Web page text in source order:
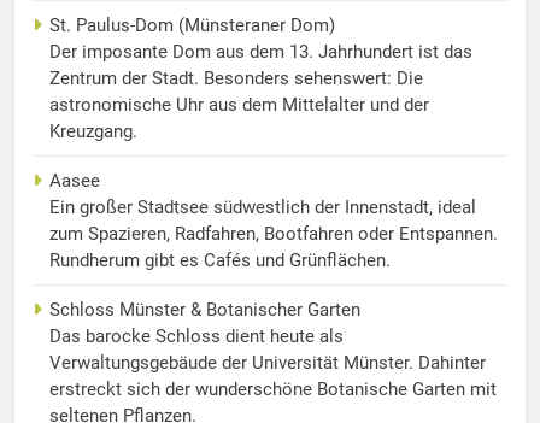
St. Paulus-Dom (Münsteraner Dom)
Der imposante Dom aus dem 13. Jahrhundert ist das
Zentrum der Stadt. Besonders sehenswert: Die
astronomische Uhr aus dem Mittelalter und der
Kreuzgang.
Aasee
Ein großer Stadtsee südwestlich der Innenstadt, ideal
zum Spazieren, Radfahren, Bootfahren oder Entspannen.
Rundherum gibt es Cafés und Grünflächen.
Schloss Münster & Botanischer Garten
Das barocke Schloss dient heute als
Verwaltungsgebäude der Universität Münster. Dahinter
erstreckt sich der wunderschöne Botanische Garten mit
seltenen Pflanzen.